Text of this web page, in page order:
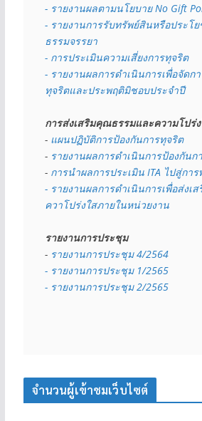
- รายงานผลตามนโยบาย No Gift
- รายงานการรับทรัพย์สินหรือประโ
ธรรมจรรยา
- การประเมินความเสี่ยงการทุจริต
- รายงานผลการดำเนินการเพื่อจัดก
ทุจริตและประพฤติมิชอบประจำปี
การส่งเสริมคุณธรรมและความโปร่
- แผนปฏิบัติการป้องกันการทุจริต
- รายงานผลการดำเนินการป้องกันก
- การนำผลการประเมิน ITA ไปสู่กา
- รายงานผลการดำเนินการเพื่อส่งเ
ควาโปร่งใสภายในหน่วยงาน
รายงานการประชุม
- รายงานการประชุม 4/2564
- รายงานการประชุม 1/2565
- รายงานการประชุม 2/2565
จำนวนผู้เข้าชมเว็บไซต์